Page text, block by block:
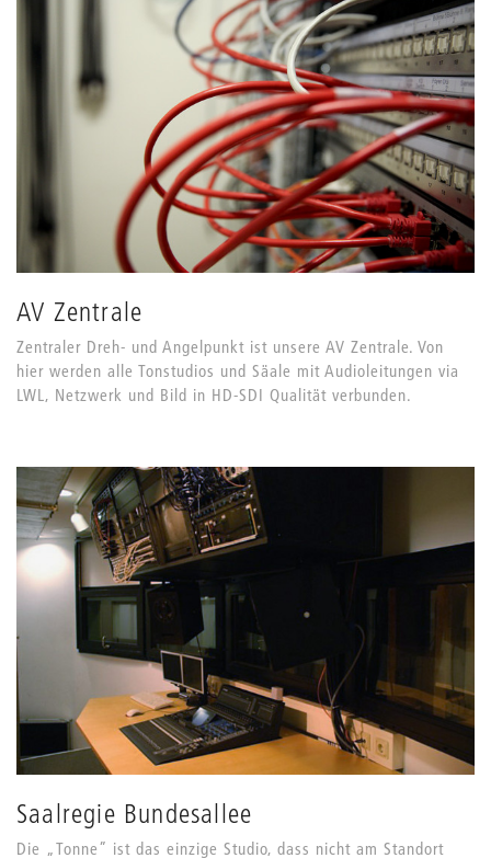
AV Zentrale
Zentraler Dreh- und Angelpunkt ist unsere AV Zentrale. Von
hier werden alle Tonstudios und Säale mit Audioleitungen via
LWL, Netzwerk und Bild in HD-SDI Qualität verbunden.
Saalregie Bundesallee
Die „Tonne” ist das einzige Studio, dass nicht am Standort